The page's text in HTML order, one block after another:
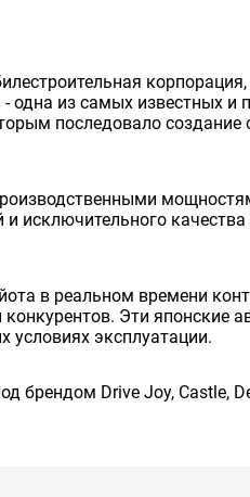
из самых известных
последовало
исключительного
в реальном времени
Эти
условиях эксплуатации.
брендом Drive Joy, Castle,